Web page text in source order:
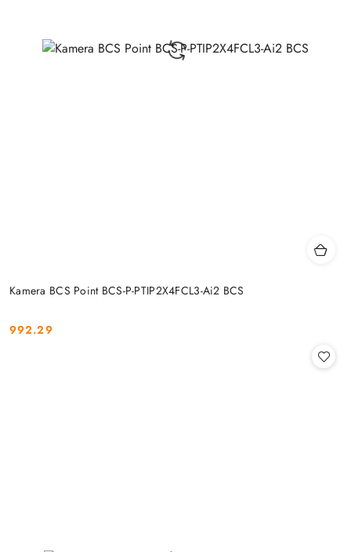
Kamera BCS Point BCS-P-PTIP2X4FCL3-Ai2 BCS
Cena:
992.29